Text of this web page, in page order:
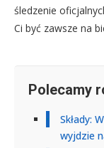
śledzenie
Ci być zawsze na
Polecamy
Składy:
wyjdzie